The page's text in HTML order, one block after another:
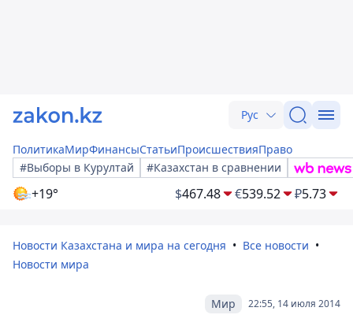
Рус
ПолитикаМирФинансыСтатьиПроисшествияПраво
#Выборы в Курултай
#Казахстан в сравнении
+19° $467.48 €539.52 ₽5.73
Новости Казахстана и мира на сегодня
Все новости
Новости мира
22:55, 14 июля 2014
Мир